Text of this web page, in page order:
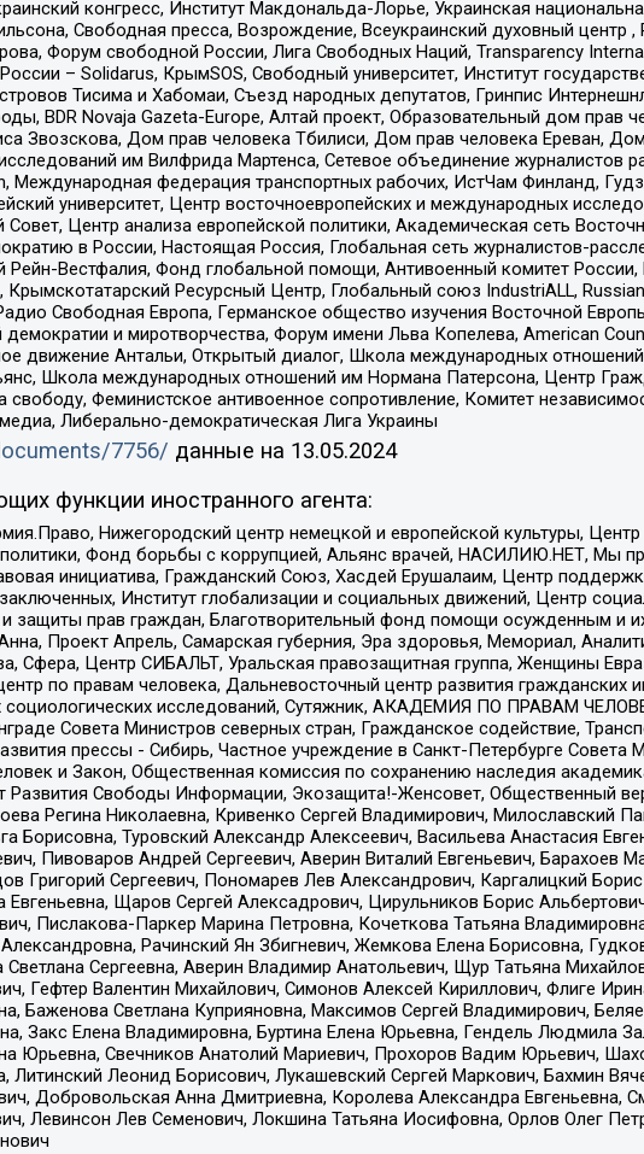
конгресс, Институт Макдональда-Лорье, Украинская
Свободная пресса, Возрождение, Всеукраинский духовный центр ,
Форум свободной России, Лига Свободных Наций, Transparеncy
– Solidarus, КрымSOS, Свободный университет, Институт
Тисима и Хабомаи, Съезд народных депутатов, Гринпис
BDR Novaja Gazeta-Europe, Алтай проект, Образовательный дом прав
Звозскова, Дом прав человека Тбилиси, Дом прав человека Ереван,
им Вилфрида Мартенса, Сетевое объединение журналистов
Международная федерация транспортных рабочих, ИстЧам Финланд,
университет, Центр восточноевропейских и международных
Центр анализа европейской политики, Академическая сеть
в России, Настоящая Россия, Глобальная сеть журналистов-
Вестфалия, Фонд глобальной помощи, Антивоенный комитет России,
Ресурсный Центр, Глобальный союз IndustriALL,
Свободная Европа, Германское общество изучения Восточной
и миротворчества, Форум имени Льва Копелева, American
движение Антальи, Открытый диалог, Школа международных
Школа международных отношений им Нормана Патерсона, Центр
Феминистское антивоенное сопротивление, Комитет
Либерально-демократическая Лига Украины
7756/ данные на 13.05.2024
функции иностранного агента:
Нижегородский центр немецкой и европейской культуры,
Фонд борьбы с коррупцией, Альянс врачей, НАСИЛИЮ.НЕТ, Мы
инициатива, Гражданский Союз, Хасдей Ерушалаим, Центр
Институт глобализации и социальных движений, Центр
защиты прав граждан, Благотворительный фонд помощи осужденным и
Проект Апрель, Самарская губерния, Эра здоровья, Мемориал,
Сфера, Центр СИБАЛЬТ, Уральская правозащитная группа, Женщины
по правам человека, Дальневосточный центр развития гражданских
социологических исследований, Сутяжник, АКАДЕМИЯ ПО ПРАВАМ
Совета Министров северных стран, Гражданское содействие,
прессы - Сибирь, Частное учреждение в Санкт-Петербурге
и Закон, Общественная комиссия по сохранению наследия
Развития Свободы Информации, Экозащита!-Женсовет, Общественный
Регина Николаевна, Кривенко Сергей Владимирович, Милославский
Борисовна, Туровский Александр Алексеевич, Васильева Анастасия
Пивоваров Андрей Сергеевич, Аверин Виталий Евгеньевич, Барахоев
Григорий Сергеевич, Пономарев Лев Александрович, Каргалицкий
Щаров Сергей Алексадрович, Цирульников Борис
Пислакова-Паркер Марина Петровна, Кочеткова Татьяна
Рачинский Ян Збигневич, Жемкова Елена Борисовна,
Сергеевна, Аверин Владимир Анатольевич, Щур Татьяна
Гефтер Валентин Михайлович, Симонов Алексей Кириллович, Флиге
Баженова Светлана Куприяновна, Максимов Сергей Владимирович,
Закс Елена Владимировна, Буртина Елена Юрьевна, Гендель Людмила
Юрьевна, Свечников Анатолий Мариевич, Прохоров Вадим Юрьевич,
Литинский Леонид Борисович, Лукашевский Сергей Маркович, Бахмин
Добровольская Анна Дмитриевна, Королева Александра Евгеньевна,
Левинсон Лев Семенович, Локшина Татьяна Иосифовна, Орлов Олег